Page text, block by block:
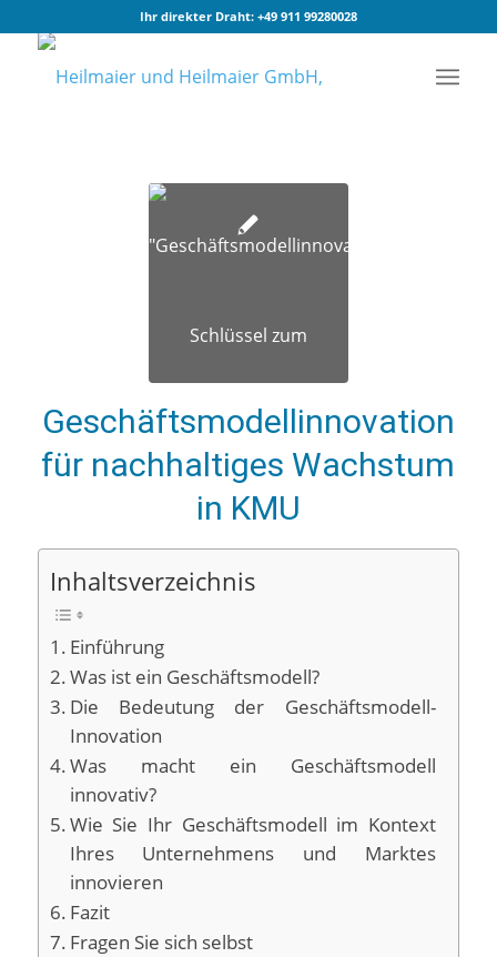
Ihr direkter Draht: +49 911 99280028
Geschäftsmodellinnovation
für nachhaltiges Wachstum
in KMU
Inhaltsverzeichnis
Einführung
Was ist ein Geschäftsmodell?
Die Bedeutung der Geschäftsmodell-
Innovation
Was macht ein Geschäftsmodell
innovativ?
Wie Sie Ihr Geschäftsmodell im Kontext
Ihres Unternehmens und Marktes
innovieren
Fazit
Fragen Sie sich selbst